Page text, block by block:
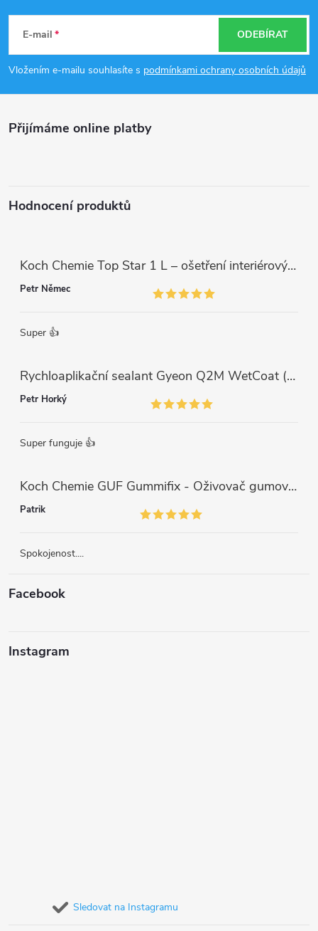
p
E-mail
Vložením e-mailu souhlasíte s podmínkami ochrany osobních údajů
ODEBÍRAT
Přijímáme online platby
Hodnocení produktů
Koch Chemie Top Star 1 L – ošetření interiérových plastů, ochrana a matný vzhled
Petr Němec
Super 👍
Rychloaplikační sealant Gyeon Q2M WetCoat (1 L)
Petr Horký
Super funguje 👍
Koch Chemie GUF Gummifix - Oživovač gumových koberců (1000ml)
Patrik
Spokojenost....
Facebook
Instagram
Sledovat na Instagramu